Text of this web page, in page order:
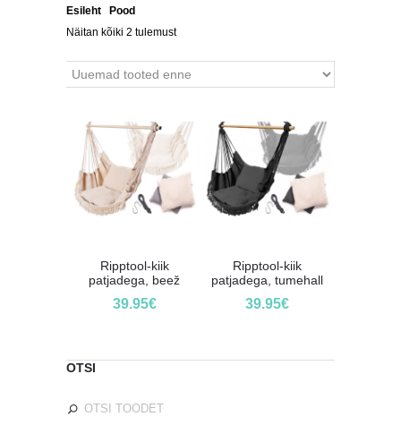
Esileht Pood
Näitan kõiki 2 tulemust
Ripptool-kiik
patjadega, beež
39.95€
Ripptool-kiik
patjadega, tumehall
39.95€
OTSI